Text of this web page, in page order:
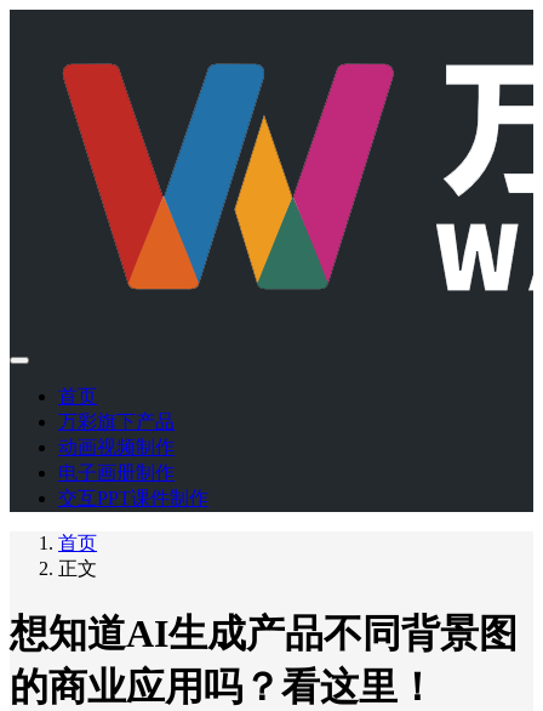
首页
万彩旗下产品
动画视频制作
电子画册制作
交互PPT课件制作
首页
正文
想知道AI生成产品不同背景图
的商业应用吗？看这里！